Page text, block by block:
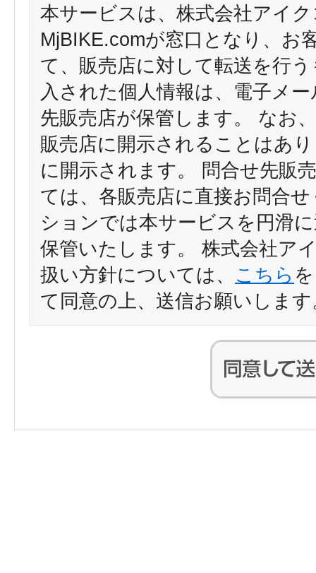
本サービスは、株式会社アイ
MjBIKE.comが窓口となり、お
て、販売店に対して転送を行
入された個人情報は、電子メ
先販売店が保管します。 なお
販売店に開示されることはあ
に開示されます。 問合せ先販
ては、各販売店に直接お問合
ションでは本サービスを円滑
保管いたします。 株式会社ア
扱い方針については、 こちら
て同意の上、送信お願いします